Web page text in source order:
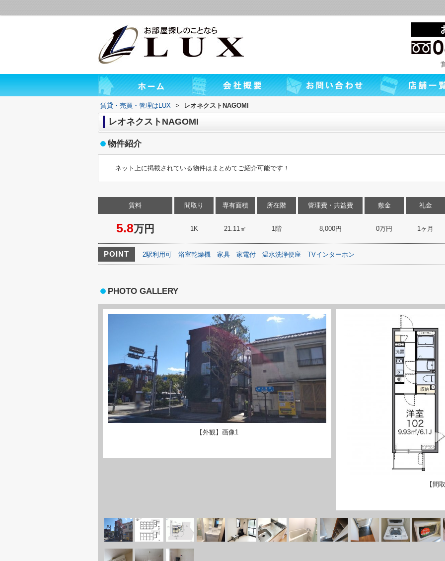
賃貸・売買・管理はLUX > レオネクストNAGOMI
レオネクストNAGOMI
物件紹介
ネット上に掲載されている物件はまとめてご紹介可能です！
賃料
5.8万円
間取り
1K
専有面積
21.11㎡
所在階
1階
管理費・共益費
8,000円
敷金
0万円
礼金
1ヶ月
POINT 2駅利用可 浴室乾燥機 家具 家電付 温水洗浄便座 TVインターホン
PHOTO GALLERY
【外観】画像1
【間